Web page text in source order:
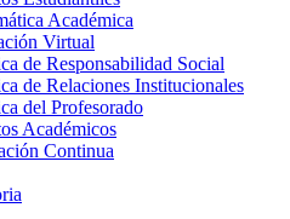
Académica
Virtual
de Responsabilidad Social
de Relaciones Institucionales
del Profesorado
Académicos
Continua